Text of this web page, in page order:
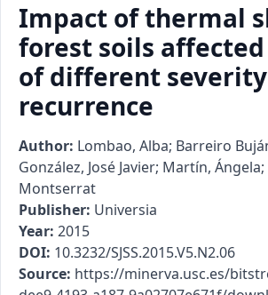
Impact of thermal
forest soils
of different
recurrence
Author: Lombao, Alba; Barreiro
González, José Javier; Martín,
Montserrat
Publisher: Universia
Year: 2015
DOI: 10.3232/SJSS.2015.V5.N2.06
Source: https://minerva.usc.es/